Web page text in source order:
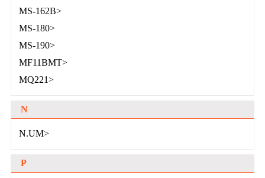
MS-162B>
MS-180>
MS-190>
MF11BMT>
MQ221>
N
N.UM>
P